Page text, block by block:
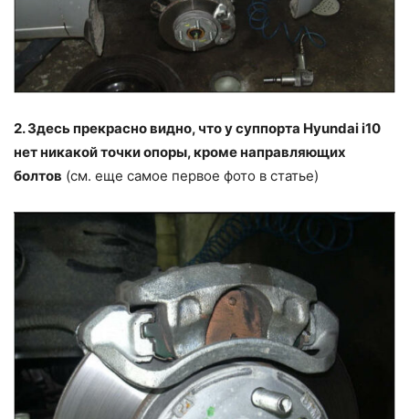
2. Здесь прекрасно видно, что у суппорта Hyundai i10
нет никакой точки опоры, кроме направляющих
болтов (см. еще самое первое фото в статье)